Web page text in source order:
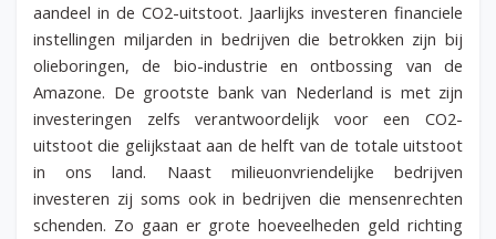
aandeel in de CO2-uitstoot. Jaarlijks investeren financiele
instellingen miljarden in bedrijven die betrokken zijn bij
olieboringen, de bio-industrie en ontbossing van de
Amazone. De grootste bank van Nederland is met zijn
investeringen zelfs verantwoordelijk voor een CO2-
uitstoot die gelijkstaat aan de helft van de totale uitstoot
in ons land. Naast milieuonvriendelijke bedrijven
investeren zij soms ook in bedrijven die mensenrechten
schenden. Zo gaan er grote hoeveelheden geld richting